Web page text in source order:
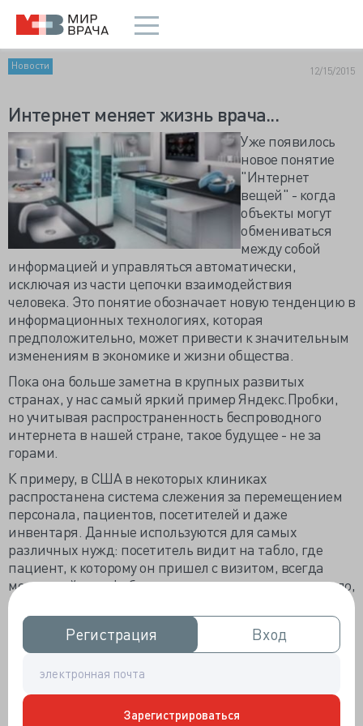
Регистрация
Регистрация Вход
Вход
Зарегистрироваться
Новости 12/15/2015
Интернет меняет жизнь врача...
Уже появилось
новое понятие
"Интернет
вещей" - когда
объекты могут
обмениваться
между собой
информацией и управляться автоматически,
исключая из части цепочки взаимодействия
человека. Это понятие обозначает новую тенденцию в
информационных технологиях, которая
предположительно, может привести к значительным
изменениям в экономике и жизни общества.
Пока она больше заметна в крупных развитых
странах, у нас самый яркий пример Яндекс.Пробки,
но учитывая распространенность беспроводного
интернета в нашей стране, такое будущее - не за
горами.
К примеру, в США в некоторых клиниках
распростанена система слежения за перемещением
персонала, пациентов, посетителей и даже
инвентаря. Данные используются для самых
различных нужд: посетитель видит на табло, где
пациент, к которому он пришел с визитом, всегда
можно найти дефибриллятор или инвалидное кресло,
переставить его удобнее для персонала, HR
госпиталя видит, что сотрудник на протяжении
длительного времени не меняет маршрута-значит
пора дать ему возможность поработать в другом
отделении, сменить вид деятельности, чтобы
избежать стресса.
Оказывается в США существует дефицит докторов-